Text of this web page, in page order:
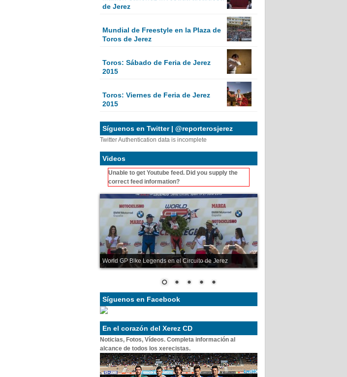
de Jerez
Mundial de Freestyle en la Plaza de
Toros de Jerez
Toros: Sábado de Feria de Jerez
2015
Toros: Viernes de Feria de Jerez
2015
Síguenos en Twitter | @reporterosjerez
Twitter Authentication data is incomplete
Videos
Unable to get Youtube feed. Did you supply the
correct feed information?
World GP Bike Legends en el Circuito de Jerez
Síguenos en Facebook
En el corazón del Xerez CD
Noticias, Fotos, Vídeos. Completa información al
alcance de todos los xerecistas.